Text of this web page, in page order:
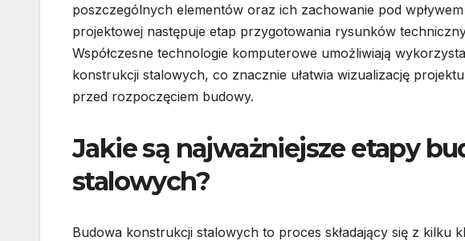
poszczególnych elementów oraz ich zachowanie pod
projektowej następuje etap przygotowania rysunków
Współczesne technologie komputerowe umożliwiają
konstrukcji stalowych, co znacznie ułatwia wizualizację
przed rozpoczęciem budowy.
Jakie są najważniejsze etapy
stalowych?
Budowa konstrukcji stalowych to proces składający się z kilku